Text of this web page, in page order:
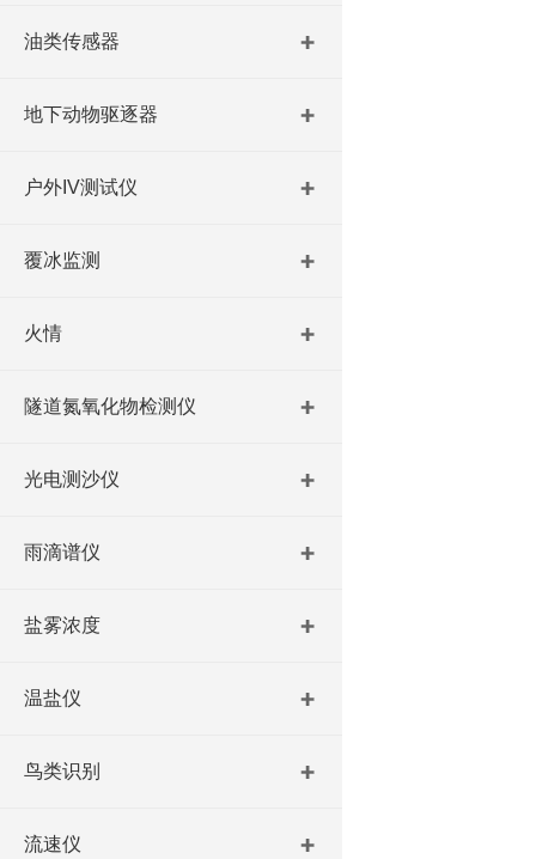
油类传感器
地下动物驱逐器
户外IV测试仪
覆冰监测
火情
隧道氮氧化物检测仪
光电测沙仪
雨滴谱仪
盐雾浓度
温盐仪
鸟类识别
流速仪